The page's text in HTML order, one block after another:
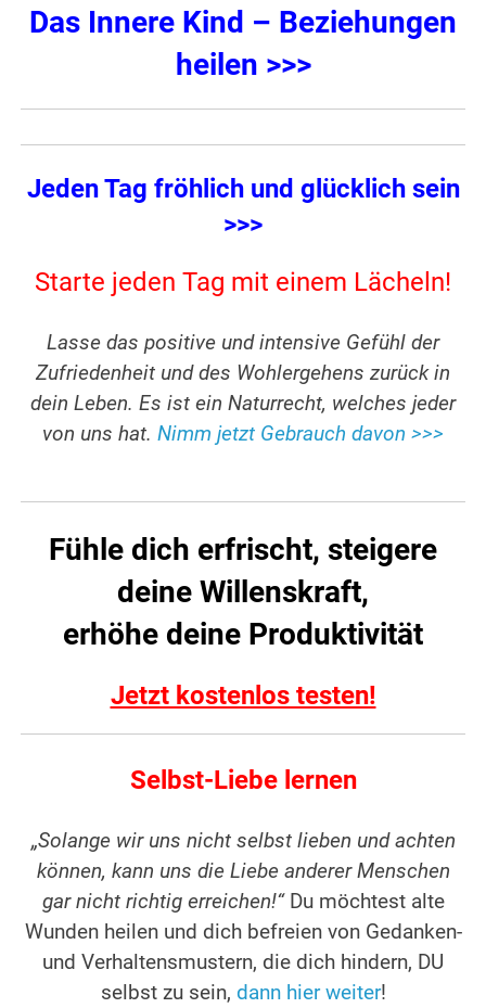
Das Innere Kind – Beziehungen
heilen >>>
Jeden Tag fröhlich und glücklich sein
>>>
Starte jeden Tag mit einem Lächeln!
Lasse das positive und intensive Gefühl der
Zufriedenheit und des Wohlergehens zurück in
dein Leben. Es ist ein Naturrecht, welches jeder
von uns hat. Nimm jetzt Gebrauch davon >>>
Fühle dich erfrischt, steigere
deine Willenskraft,
erhöhe deine Produktivität
Jetzt kostenlos testen!
Selbst-Liebe lernen
„Solange wir uns nicht selbst lieben und achten
können, kann uns die Liebe anderer Menschen
gar nicht richtig erreichen!“ Du möchtest alte
Wunden heilen und dich befreien von Gedanken-
und Verhaltensmustern, die dich hindern, DU
selbst zu sein, dann hier weiter!